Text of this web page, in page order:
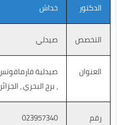
الدكتور خداش
التخصص صيدلي
العنوان
، برج البحري ، الجزائر
رقم
023957340